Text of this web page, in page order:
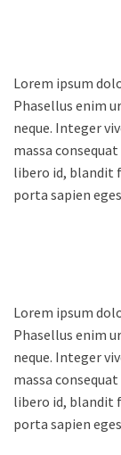
Lorem ipsum
Phasellus enim
neque. Integer
massa
libero id, blandit
porta sapien
Lorem ipsum
Phasellus enim
neque. Integer
massa
libero id, blandit
porta sapien